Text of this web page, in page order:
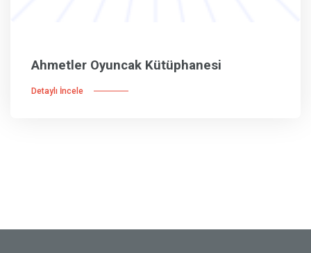
Ahmetler Oyuncak Kütüphanesi
Detaylı İncele